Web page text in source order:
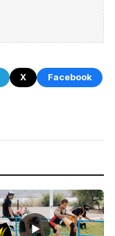
X
Facebook
▶